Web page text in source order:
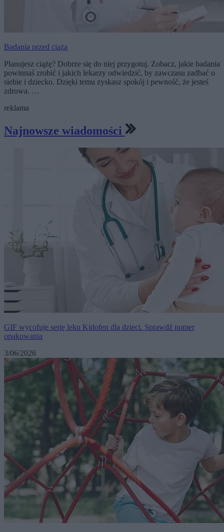
Badania przed ciążą
Planujesz ciążę? Dobrze się do niej przygotuj. Zobacz, jakie badania
powinnaś zrobić i jakich lekarzy odwiedzić, by zawczasu zadbać o
siebie i dziecko. Dzięki temu zyskasz spokój i pewność, że jesteś
zdrowa. …
reklama
Najnowsze wiadomości
GIF wycofuje serię leku Kidofen dla dzieci. Sprawdź numer
opakowania
3/06/2026